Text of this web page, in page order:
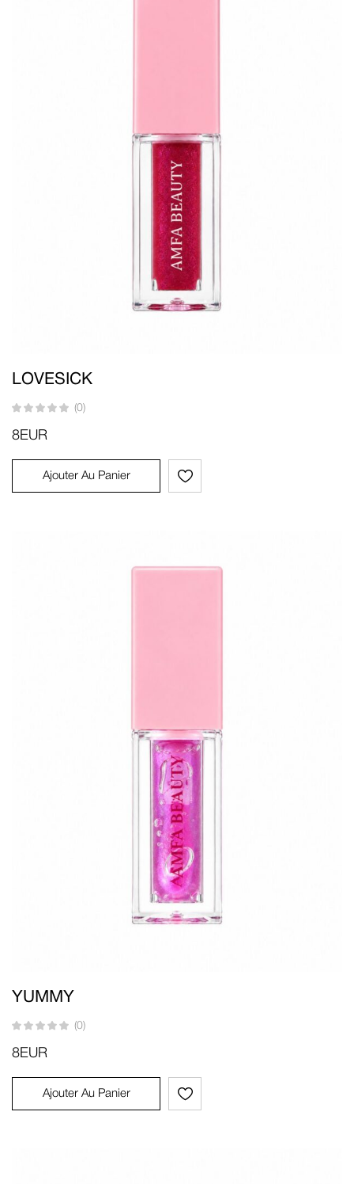
LOVESICK
(0)
8EUR
Ajouter Au Panier
YUMMY
(0)
8EUR
Ajouter Au Panier